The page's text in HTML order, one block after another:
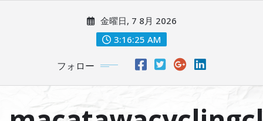
に
金曜日, 7 8月 2026
3:16:26 AM
フォロー